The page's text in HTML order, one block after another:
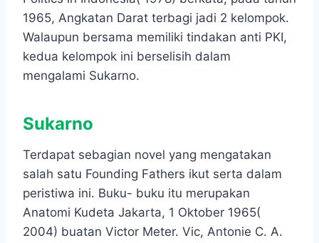
1965, Angkatan Darat terbagi jadi 2 kelompok.
Walaupun bersama memiliki tindakan anti PKI,
kedua kelompok ini berselisih dalam
mengalami Sukarno.
Sukarno
Terdapat sebagian novel yang mengatakan
salah satu Founding Fathers ikut serta dalam
peristiwa ini. Buku- buku itu merupakan
Anatomi Kudeta Jakarta, 1 Oktober 1965(
2004) buatan Victor Meter. Vic, Antonie C. A.